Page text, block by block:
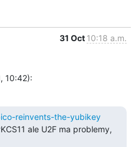
31 Oct 10:18 a.m.
10:42):
reinvents-the-yubikey
ale U2F ma problemy,